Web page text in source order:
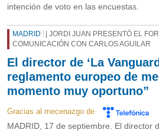
intención de voto en las encuestas.
MADRID
| JORDI JUAN PRESENTÓ EL
COMUNICACIÓN CON CARLOS AGUILAR
El director de ‘La
reglamento europeo de
momento muy oportuno”
Gracias al mecenazgo de
MADRID, 17 de septiembre. El director